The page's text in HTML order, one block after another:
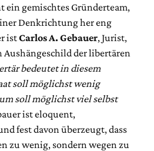
gemischtes Gründerteam,
Denkrichtung her eng
istCarlos A. Gebauer, Jurist,
Aushängeschild der libertären
bedeutet in diesem
soll möglichst wenig
soll möglichst viel selbst
ist eloquent,
fest davon überzeugt, dass
zu wenig, sondern wegen zu